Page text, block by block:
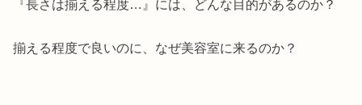
『長さは揃える程度…』には、どんな目的があるのか？
揃える程度で良いのに、なぜ美容室に来るのか？